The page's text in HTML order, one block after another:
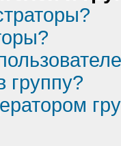
группу?